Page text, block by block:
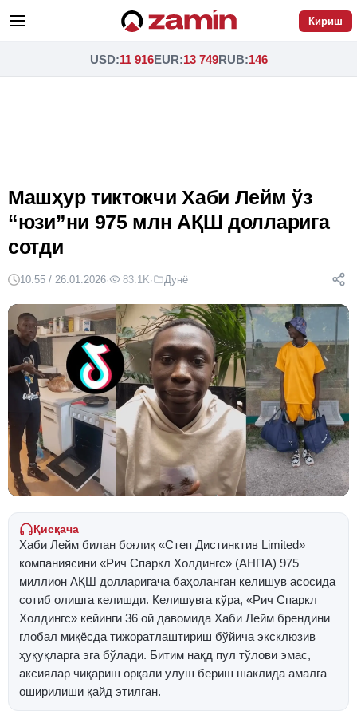
Кириш
USD:11 916EUR:13 749RUB:146
Машҳур тиктокчи Хаби Лейм ўз
“юзи”ни 975 млн АҚШ долларига
сотди
10:55 / 26.01.2026· 83.1K· Дунё
Қисқача
Хаби Лейм билан боғлиқ «Степ Дистинктив Limited»
компаниясини «Рич Спаркл Холдингс» (АНПА) 975
миллион АҚШ долларигача баҳоланган келишув асосида
сотиб олишга келишди. Келишувга кўра, «Рич Спаркл
Холдингс» кейинги 36 ой давомида Хаби Лейм брендини
глобал миқёсда тижоратлаштириш бўйича эксклюзив
ҳуқуқларга эга бўлади. Битим нақд пул тўлови эмас,
аксиялар чиқариш орқали улуш бериш шаклида амалга
оширилиши қайд этилган.